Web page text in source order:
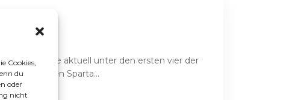
Cookies,
du
oder
nicht
zu tun, die aktuell unter den ersten vier der
Sparta...